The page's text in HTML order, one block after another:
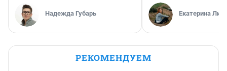
Надежда Губарь Екатерина
РЕКОМЕНДУЕМ